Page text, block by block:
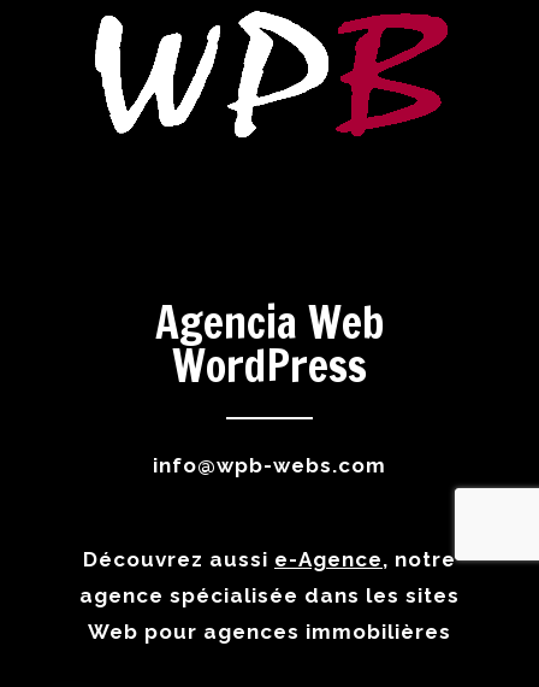
Agencia Web
WordPress
info@wpb-webs.com
Découvrez aussi e-Agence, notre
agence spécialisée dans les sites
Web pour agences immobilières